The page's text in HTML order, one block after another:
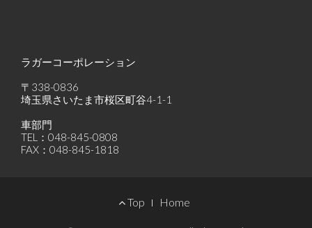
ラガーコーポレーション
〒338-0836
埼玉県さいたま市桜区町谷4-1-1
車部門
TEL：048-845-0808
FAX：048-845-1818
Top Home